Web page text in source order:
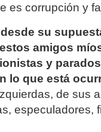
es corrupción y
su
amigos
y
lo que está
de sus
especuladores,